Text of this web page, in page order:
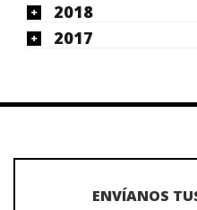
2018
2017
ENVÍANOS